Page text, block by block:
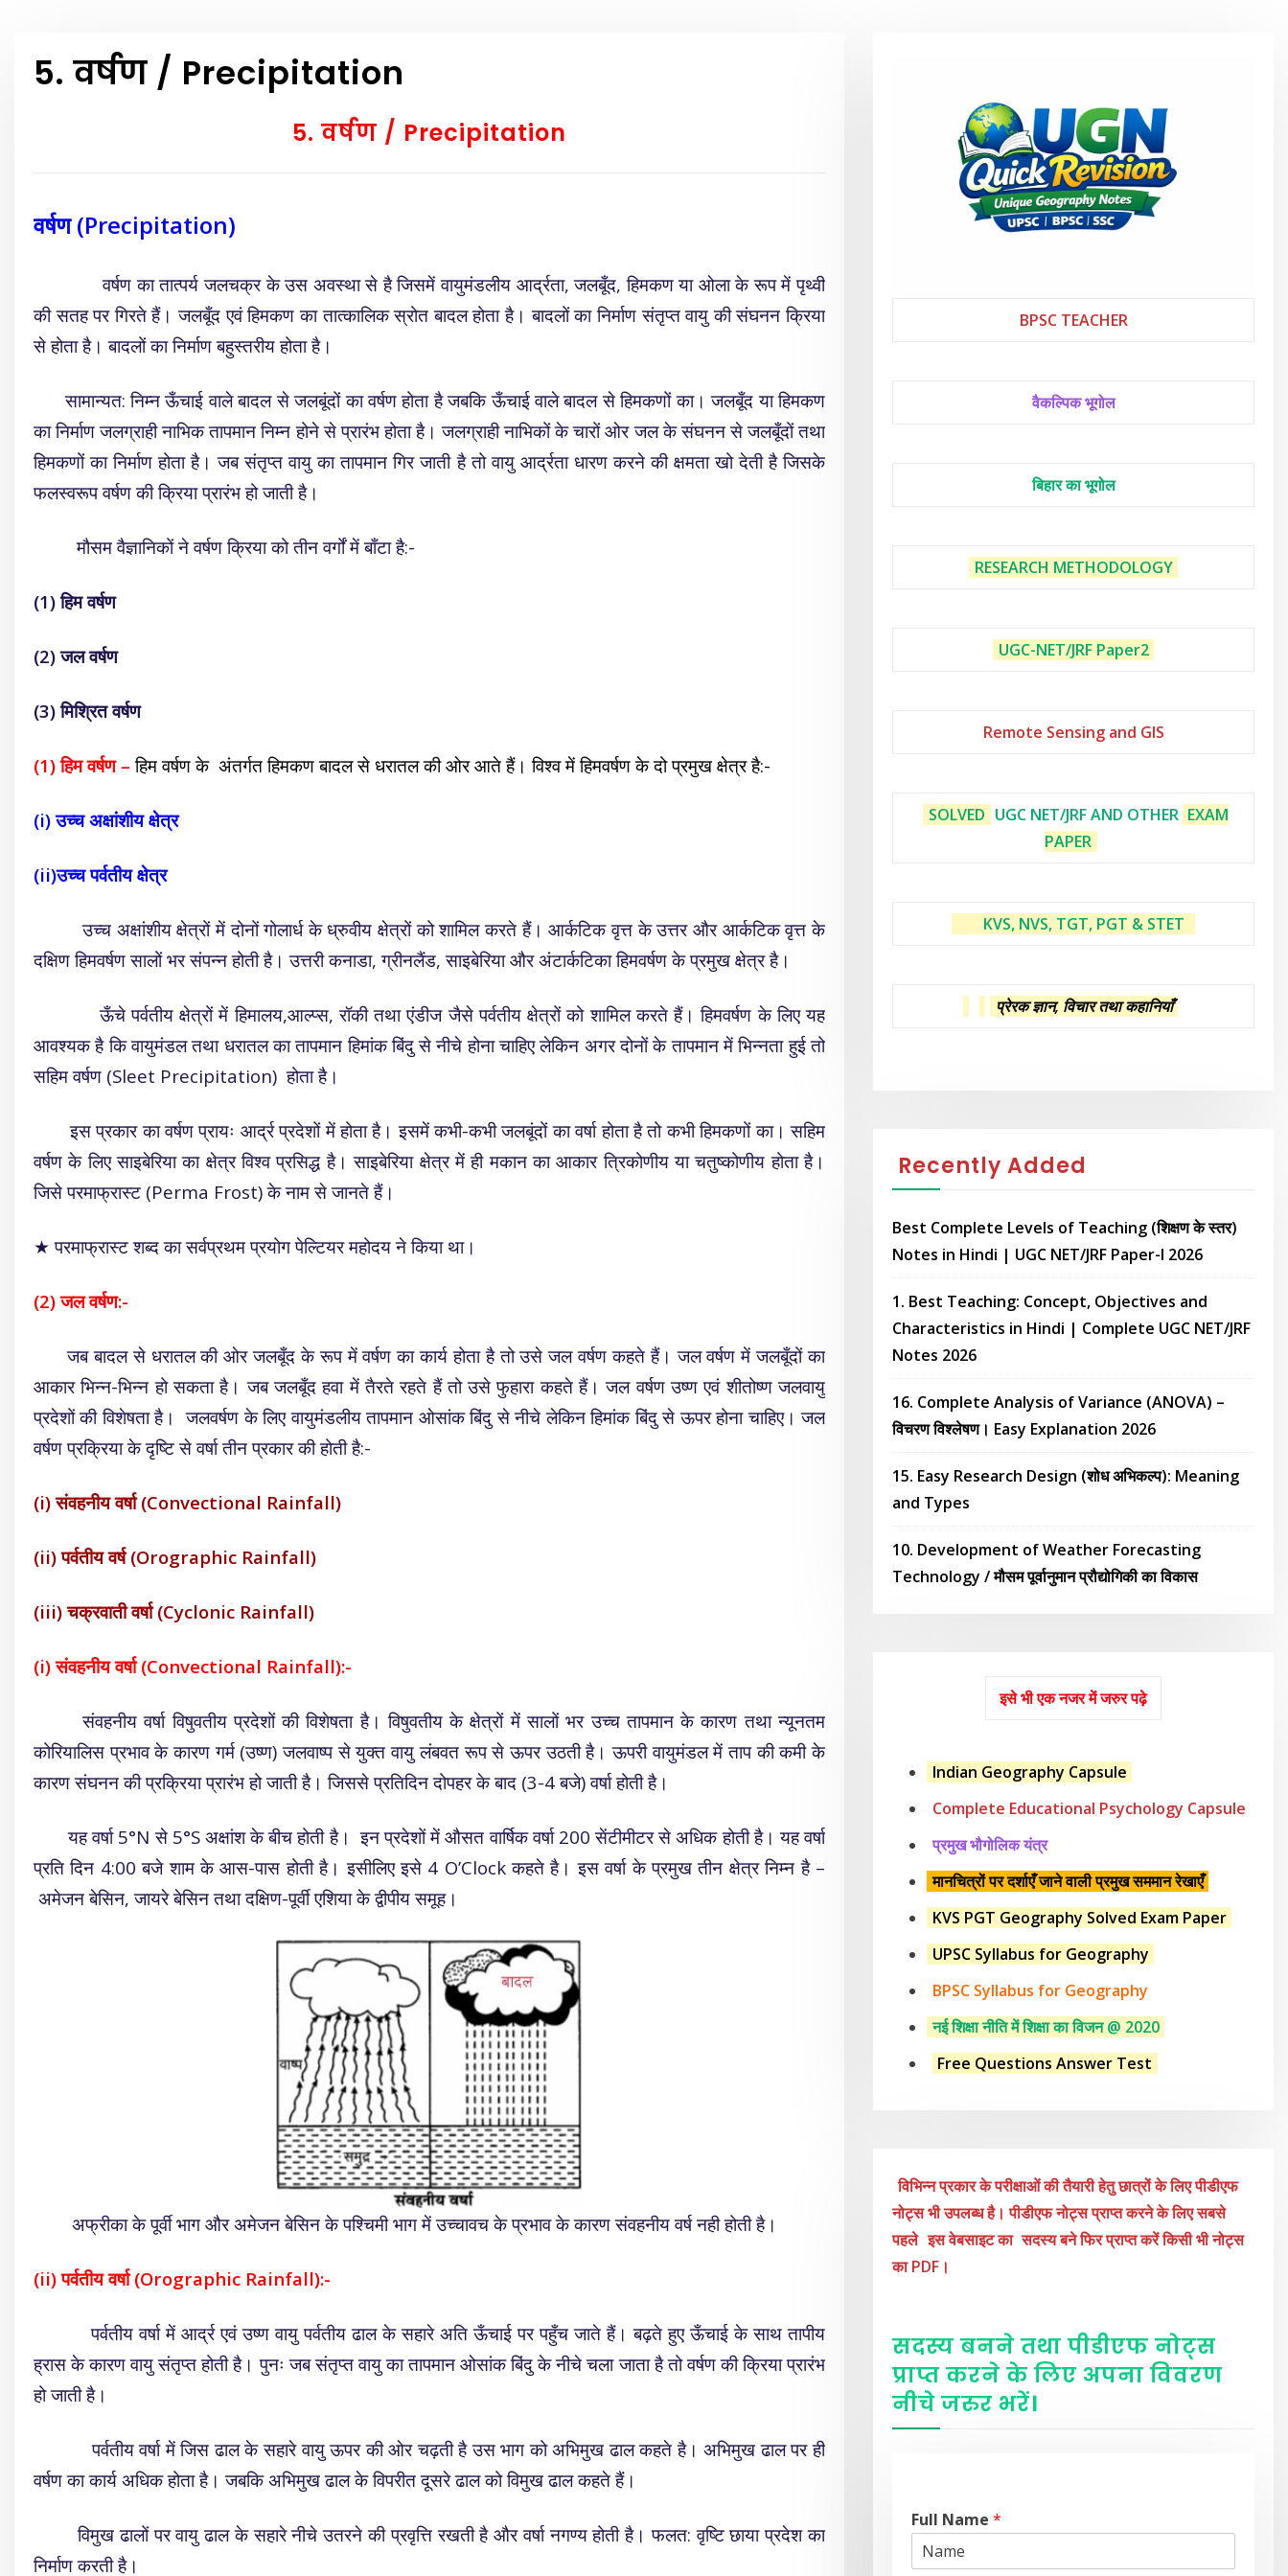
5. वर्षण / Precipitation
5. वर्षण / Precipitation
वर्षण (Precipitation)
वर्षण का तात्पर्य जलचक्र के उस अवस्था से है जिसमें वायुमंडलीय आर्द्रता, जलबूँद, हिमकण या ओला के रूप में पृथ्वी
की सतह पर गिरते हैं। जलबूँद एवं हिमकण का तात्कालिक स्रोत बादल होता है। बादलों का निर्माण संतृप्त वायु की संघनन क्रिया
से होता है। बादलों का निर्माण बहुस्तरीय होता है।
सामान्यत: निम्न ऊँचाई वाले बादल से जलबूंदों का वर्षण होता है जबकि ऊँचाई वाले बादल से हिमकणों का। जलबूँद या हिमकण
का निर्माण जलग्राही नाभिक तापमान निम्न होने से प्रारंभ होता है। जलग्राही नाभिकों के चारों ओर जल के संघनन से जलबूँदों तथा
हिमकणों का निर्माण होता है। जब संतृप्त वायु का तापमान गिर जाती है तो वायु आर्द्रता धारण करने की क्षमता खो देती है जिसके
फलस्वरूप वर्षण की क्रिया प्रारंभ हो जाती है।
मौसम वैज्ञानिकों ने वर्षण क्रिया को तीन वर्गों में बाँटा है:-
(1) हिम वर्षण
(2) जल वर्षण
(3) मिश्रित वर्षण
(1) हिम वर्षण –हिम वर्षण के अंतर्गत हिमकण बादल से धरातल की ओर आते हैं। विश्व में हिमवर्षण के दो प्रमुख क्षेत्र है:-
(i) उच्च अक्षांशीय क्षेत्र
(ii)उच्च पर्वतीय क्षेत्र
उच्च अक्षांशीय क्षेत्रों में दोनों गोलार्ध के ध्रुवीय क्षेत्रों को शामिल करते हैं। आर्कटिक वृत्त के उत्तर और आर्कटिक वृत्त के
दक्षिण हिमवर्षण सालों भर संपन्न होती है। उत्तरी कनाडा, ग्रीनलैंड, साइबेरिया और अंटार्कटिका हिमवर्षण के प्रमुख क्षेत्र है।
ऊँचे पर्वतीय क्षेत्रों में हिमालय,आल्प्स, रॉकी तथा एंडीज जैसे पर्वतीय क्षेत्रों को शामिल करते हैं। हिमवर्षण के लिए यह
आवश्यक है कि वायुमंडल तथा धरातल का तापमान हिमांक बिंदु से नीचे होना चाहिए लेकिन अगर दोनों के तापमान में भिन्नता हुई तो
सहिम वर्षण (Sleet Precipitation) होता है।
इस प्रकार का वर्षण प्रायः आर्द्र प्रदेशों में होता है। इसमें कभी-कभी जलबूंदों का वर्षा होता है तो कभी हिमकणों का। सहिम
वर्षण के लिए साइबेरिया का क्षेत्र विश्व प्रसिद्ध है। साइबेरिया क्षेत्र में ही मकान का आकार त्रिकोणीय या चतुष्कोणीय होता है।
जिसे परमाफ्रास्ट (Perma Frost) के नाम से जानते हैं।
★परमाफ्रास्टशब्द का सर्वप्रथम प्रयोग पेल्टियर महोदय ने किया था।
(2) जल वर्षण:-
जब बादल से धरातल की ओर जलबूँद के रूप में वर्षण का कार्य होता है तो उसे जल वर्षण कहते हैं। जल वर्षण में जलबूँदों का
आकार भिन्न-भिन्न हो सकता है। जबजलबूँद हवा में तैरते रहते हैं तो उसे फुहारा कहते हैं। जल वर्षण उष्ण एवं शीतोष्ण जलवायु
प्रदेशों की विशेषता है। जलवर्षण के लिए वायुमंडलीय तापमान ओसांक बिंदु से नीचे लेकिन हिमांक बिंदु से ऊपर होना चाहिए। जल
वर्षण प्रक्रिया के दृष्टि से वर्षा तीन प्रकार की होती है:-
(i) संवहनीय वर्षा (Convectional Rainfall)
(ii) पर्वतीय वर्ष (Orographic Rainfall)
(iii) चक्रवाती वर्षा (Cyclonic Rainfall)
(i) संवहनीय वर्षा (Convectional Rainfall):-
संवहनीय वर्षा विषुवतीय प्रदेशों की विशेषता है। विषुवतीय के क्षेत्रों में सालों भर उच्च तापमान के कारण तथा न्यूनतम
कोरियालिस प्रभाव के कारण गर्म (उष्ण) जलवाष्प से युक्त वायु लंबवत रूप से ऊपर उठती है। ऊपरी वायुमंडल में ताप की कमी के
कारण संघनन की प्रक्रिया प्रारंभ हो जाती है। जिससे प्रतिदिन दोपहर के बाद (3-4 बजे) वर्षा होती है।
यह वर्षा 5°N से 5°S अक्षांश के बीच होती है। इन प्रदेशों में औसत वार्षिक वर्षा 200 सेंटीमीटर से अधिक होती है। यह वर्षा
प्रति दिन 4:00 बजे शाम के आस-पास होती है। इसीलिए इसे 4 O’Clock कहते है। इस वर्षा के प्रमुख तीन क्षेत्र निम्न है –
अमेजन बेसिन, जायरे बेसिन तथा दक्षिण-पूर्वी एशिया के द्वीपीय समूह।
अफ्रीका के पूर्वी भाग और अमेजन बेसिन के पश्चिमी भाग में उच्चावच के प्रभाव के कारण संवहनीय वर्ष नही होती है।
(ii) पर्वतीय वर्षा (Orographic Rainfall):-
पर्वतीय वर्षा में आर्द्र एवं उष्ण वायु पर्वतीय ढाल के सहारे अति ऊँचाई पर पहुँच जाते हैं। बढ़ते हुए ऊँचाई के साथ तापीय
ह्रास के कारण वायु संतृप्त होती है। पुनः जब संतृप्त वायु का तापमान ओसांक बिंदु के नीचे चला जाता है तो वर्षण की क्रिया प्रारंभ
हो जाती है।
पर्वतीय वर्षा में जिस ढाल के सहारे वायु ऊपर की ओर चढ़ती है उस भाग को अभिमुख ढाल कहते है। अभिमुख ढाल पर ही
वर्षण का कार्य अधिक होता है। जबकि अभिमुख ढाल के विपरीत दूसरे ढाल को विमुख ढाल कहते हैं।
विमुख ढालों पर वायु ढाल के सहारे नीचे उतरने की प्रवृत्ति रखती है और वर्षा नगण्य होती है। फलत: वृष्टि छाया प्रदेश का
निर्माण करती है।
BPSC TEACHER
वैकल्पिक भूगोल
बिहार का भूगोल
RESEARCH METHODOLOGY
UGC-NET/JRF Paper2
Remote Sensing and GIS
SOLVED UGC NET/JRF AND OTHER EXAM
PAPER
KVS, NVS, TGT, PGT & STET
प्रेरक ज्ञान, विचार तथा कहानियाँ
Recently Added
Best Complete Levels of Teaching (शिक्षण के स्तर)
Notes in Hindi | UGC NET/JRF Paper-I 2026
1. Best Teaching: Concept, Objectives and
Characteristics in Hindi | Complete UGC NET/JRF
Notes 2026
16. Complete Analysis of Variance (ANOVA) –
विचरण विश्लेषण। Easy Explanation 2026
15. Easy Research Design (शोध अभिकल्प): Meaning
and Types
10. Development of Weather Forecasting
Technology / मौसम पूर्वानुमान प्रौद्योगिकी का विकास
इसे भी एक नजर में जरुर पढ़े
Indian Geography Capsule
Complete Educational Psychology Capsule
प्रमुख भौगोलिक यंत्र
मानचित्रों पर दर्शाएँ जाने वाली प्रमुख सममान रेखाएँ
KVS PGT Geography Solved Exam Paper
UPSC Syllabus for Geography
BPSC Syllabus for Geography
नई शिक्षा नीति में शिक्षा का विजन @ 2020
Free Questions Answer Test
विभिन्न प्रकार के परीक्षाओं की तैयारी हेतु छात्रों के लिए पीडीएफ
नोट्स भी उपलब्ध है। पीडीएफ नोट्स प्राप्त करने के लिए सबसे
पहले इस वेबसाइट का सदस्य बने फिर प्राप्त करें किसी भी नोट्स
का PDF।
सदस्य बनने तथा पीडीएफ नोट्स
प्राप्त करने के लिए अपना विवरण
नीचे जरुर भरें।
Full Name *